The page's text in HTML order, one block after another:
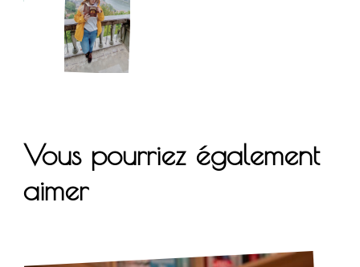
Vous pourriez également
aimer